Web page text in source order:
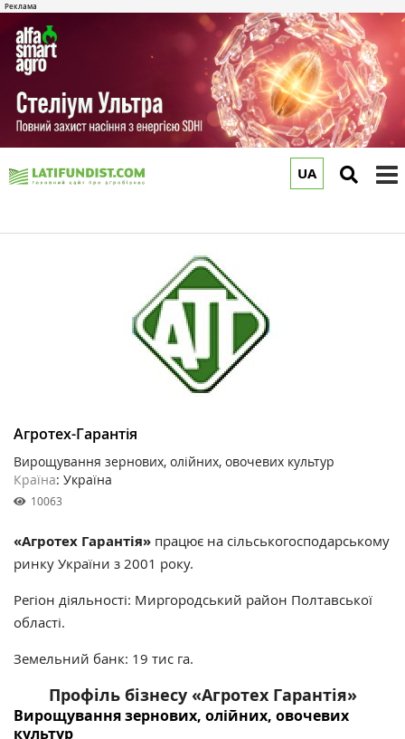
UA
Агротех-Гарантія
Вирощування зернових, олійних, овочевих культур
Країна: Україна
10063
«Агротех Гарантія» працює на сільськогосподарському
ринку України з 2001 року.
Регіон діяльності: Миргородський район Полтавської
області.
Земельний банк: 19 тис га.
Профіль бізнесу «Агротех Гарантія»
Вирощування зернових, олійних, овочевих
культур